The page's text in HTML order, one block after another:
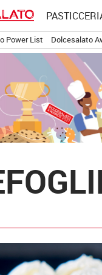
Power List Dolcesalato